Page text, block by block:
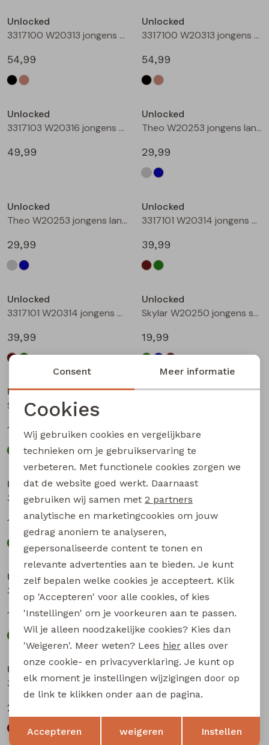
Bermuda's
Unlocked
3317100 W20313 jongens buiten jack Zwart
54,99
Unlocked
3317100 W20313 jongens buiten jack Taupe
54,99
Unlocked
3317103 W20316 jongens buiten jack Camel
49,99
Unlocked
Theo W20253 jongens lange broek Denim grey
29,99
Unlocked
Theo W20253 jongens lange broek Denim
29,99
Unlocked
3317101 W20314 jongens buiten jack Bruin
39,99
Unlocked
3317101 W20314 jongens buiten jack Bottle
39,99
Unlocked
Skylar W20250 jongens sweatshirt Groen licht
19,99
Unlocked
19,99
Unlocked
19,99
Unlocked
3317600 W20332 jongens T-shirt lm Mint
17,99
Unlocked
17,99
Unlocked
17,99
Unlocked
17,99
Unlocked
3317203 W20340 jongens lange broek Bruin donker
24,99
Unlocked
Noodzakelijke cookies
Analytische cookies
Marketing cookies
Terug Opslaan
Consent Meer informatie
Cookies
Wij gebruiken cookies en vergelijkbare
technieken om je gebruikservaring te
verbeteren. Met functionele cookies zorgen we
dat de website goed werkt. Daarnaast
gebruiken wij samen met 2 partners
analytische en marketingcookies om jouw
gedrag anoniem te analyseren,
gepersonaliseerde content te tonen en
relevante advertenties aan te bieden. Je kunt
zelf bepalen welke cookies je accepteert. Klik
op 'Accepteren' voor alle cookies, of kies
'Instellingen' om je voorkeuren aan te passen.
Wil je alleen noodzakelijke cookies? Kies dan
'Weigeren'. Meer weten? Lees hier alles over
onze cookie- en privacyverklaring. Je kunt op
elk moment je instellingen wijzigingen door op
de link te klikken onder aan de pagina.
Accepteren weigeren Instellen